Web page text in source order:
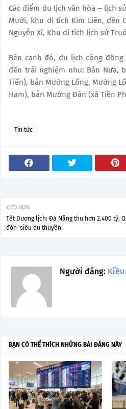
Các điểm du lịch văn hóa – lịch
Mười, khu di tích Kim Liên, đền
Nguyễn Xí, Khu di tích lịch sử
Bên cạnh đó, du lịch cộng
đến trải nghiệm như: Bản Nưa,
Tiến), bản Mường Lống, Mường
Ham), bản Mường Đán (xã Tiền
Tin tức
CŨ HƠN
Tết Dương lịch: Đà Nẵng thu hơn 2.400 tỷ,
đón 'siêu du thuyền'
Người đăng: Kiều
BẠN CÓ THỂ THÍCH NHỮNG BÀI ĐĂNG NÀY